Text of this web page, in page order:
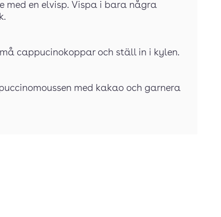
med en elvisp. Vispa i bara några
cappucinokoppar och ställ in i kylen.
med kakao och garnera